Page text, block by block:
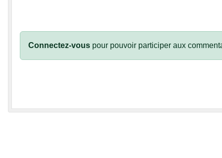
Connectez-vous pour pouvoir participer aux